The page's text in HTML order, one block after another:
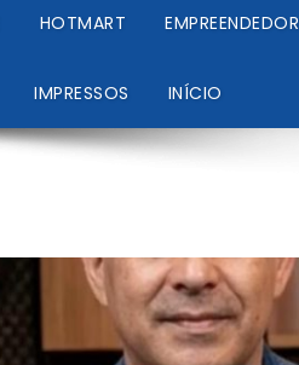
HOTMART EMPREENDEDOR
IMPRESSOS INÍCIO